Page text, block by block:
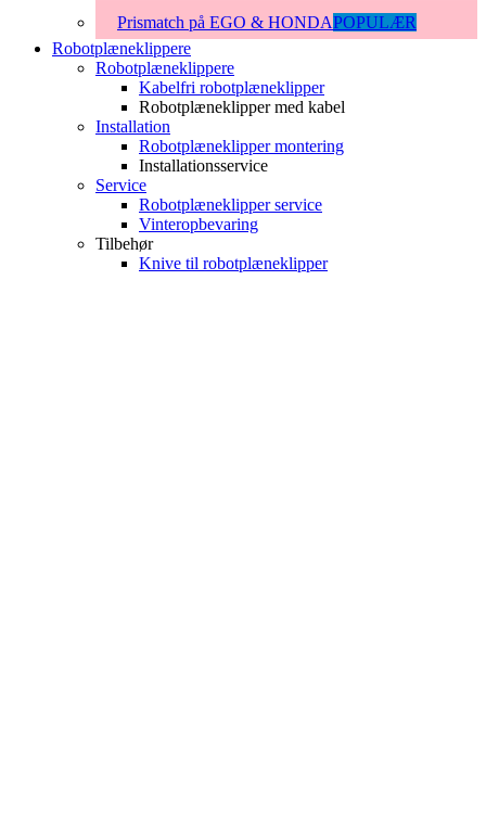
Prismatch på EGO & HONDAPOPULÆR
Robotplæneklippere
Robotplæneklippere
Kabelfri robotplæneklipper
Robotplæneklipper med kabel
Installation
Robotplæneklipper montering
Installationsservice
Service
Robotplæneklipper service
Vinteropbevaring
Tilbehør
Knive til robotplæneklipper